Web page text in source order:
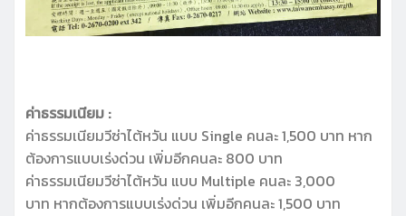
ค่าธรรมเนียม :
ค่าธรรมเนียมวีซ่าไต้หวัน แบบ Single คนละ 1,500 บาท หาก
ต้องการแบบเร่งด่วน เพิ่มอีกคนละ 800 บาท
ค่าธรรมเนียมวีซ่าไต้หวัน แบบ Multiple คนละ 3,000
บาท หากต้องการแบบเร่งด่วน เพิ่มอีกคนละ 1,500 บาท